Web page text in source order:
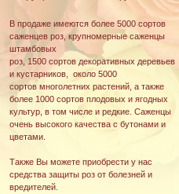
В продаже имеются более 5000 сортов
саженцев роз, крупномерные саженцы
штамбовых
роз, 1500 сортов декоративных деревьев
и кустарников, около 5000
сортов многолетних растений, а также
более 1000 сортов плодовых и ягодных
культур, в том числе и редкие. Саженцы
очень высокого качества с бутонами и
цветами.
Также Вы можете приобрести у нас
средства защиты роз от болезней и
вредителей.